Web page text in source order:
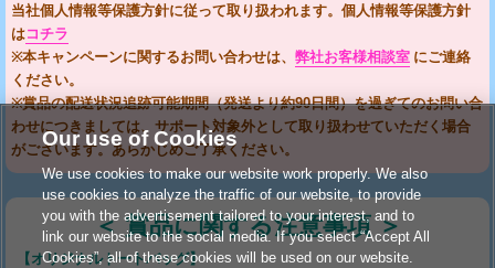
当社個人情報等保護方針に従って取り扱われます。個人情報等保護方針
はコチラ
※本キャンペーンに関するお問い合わせは、 弊社お客様相談室 にご連絡
ください。
※賞品の配送状況追跡可能期間（発送より約90日間）を過ぎてのお問い合
わせにつきましては、サポート対象外として取り扱わせていただく場合
がございます。あらかじめご了承ください。
＜ 賞品に関する注意事項 ＞
【オリジナルトートバッグ】
Our use of Cookies
We use cookies to make our website work properly. We also
use cookies to analyze the traffic of our website, to provide
you with the advertisement tailored to your interest, and to
link our website to the social media. If you select “Accept All
Cookies”, all of these cookies will be used on our website.